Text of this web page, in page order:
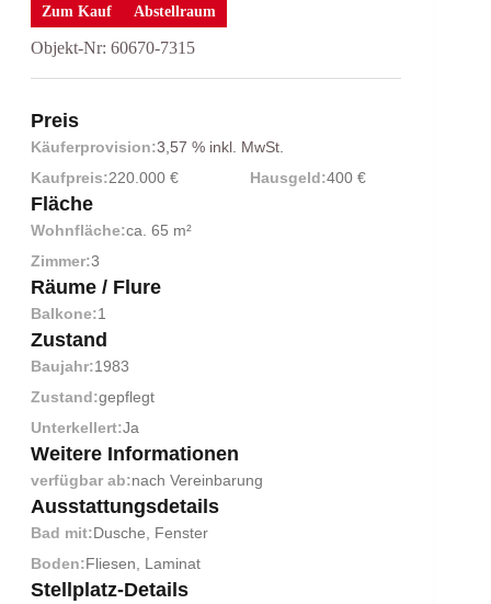
Zum Kauf Abstellraum
Objekt-Nr: 60670-7315
Preis
Käuferprovision:3,57 % inkl. MwSt.
Kaufpreis:220.000 € Hausgeld:400 €
Fläche
Wohnfläche:ca. 65 m²
Zimmer:3
Räume / Flure
Balkone:1
Zustand
Baujahr:1983
Zustand:gepflegt
Unterkellert:Ja
Weitere Informationen
verfügbar ab:nach Vereinbarung
Ausstattungsdetails
Bad mit:Dusche, Fenster
Boden:Fliesen, Laminat
Stellplatz-Details